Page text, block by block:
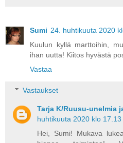
Sumi 24. huhtikuuta 2020
Kuulun kyllä marttoihin,
ihan uutta! Kiitos hyvästä
Vastaa
Vastaukset
Tarja K/Ruusu-unelmia
huhtikuuta 2020 klo 17.13
Hei, Sumi! Mukava